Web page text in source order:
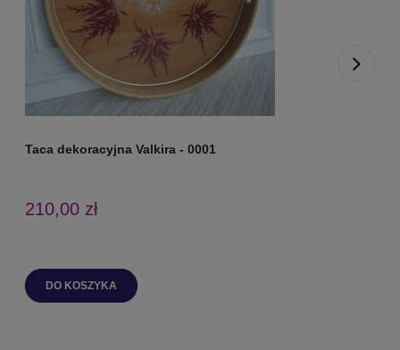
Taca dekoracyjna Valkira - 0001
210,00 zł
DO KOSZYKA